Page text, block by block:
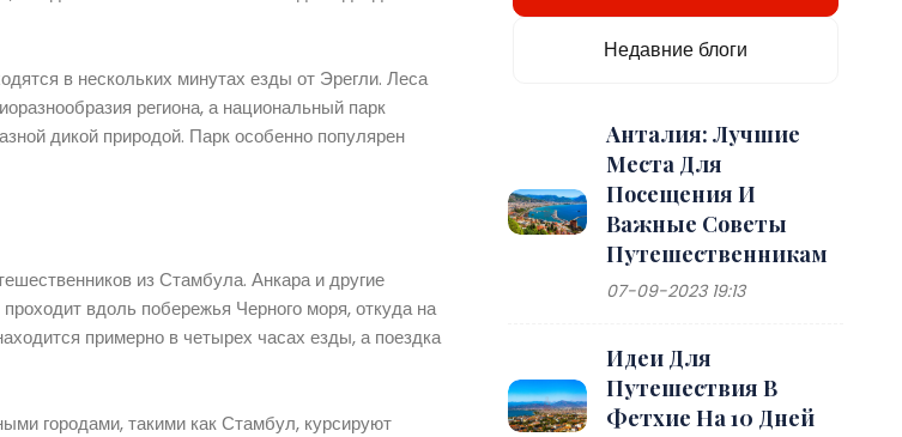
в нескольких минутах езды от Эрегли. Леса
региона, а национальный парк
дикой природой. Парк особенно популярен
из Стамбула. Анкара и другие
вдоль побережья Черного моря, откуда на
примерно в четырех часах езды, а поездка
городами, такими как Стамбул, курсируют
Недавние блоги
Анталия: Лучшие
Места Для
Посещения И
Важные Советы
Путешественникам
07-09-2023 19:13
Идеи Для
Путешествия В
Фетхие На 10 Дней